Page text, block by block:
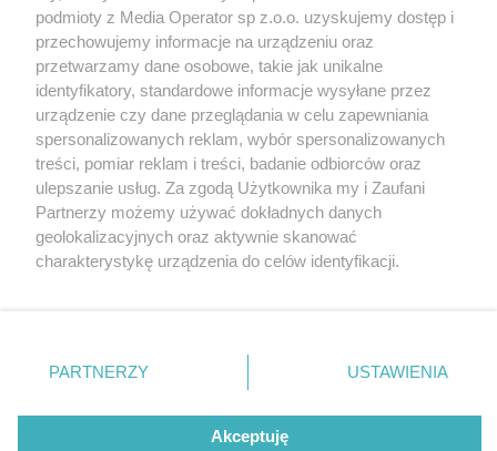
1 / 0
Wydawca mediów lokalnych
Nie zapomnij
zapoznać się z:
polityką prywatności
Twojemiasto
Piekary Śląskie
Chorzów
Tarnowskie Góry
Gliwice
Skontakuj sięz nami
Kontakt
Redakcja
Newsletter
podmioty z Media Operator sp z.o.o. uzyskujemy dostęp i
przechowujemy informacje na urządzeniu oraz
przetwarzamy dane osobowe, takie jak unikalne
identyfikatory, standardowe informacje wysyłane przez
urządzenie czy dane przeglądania w celu zapewniania
spersonalizowanych reklam, wybór spersonalizowanych
treści, pomiar reklam i treści, badanie odbiorców oraz
ulepszanie usług. Za zgodą Użytkownika my i Zaufani
Partnerzy możemy używać dokładnych danych
geolokalizacyjnych oraz aktywnie skanować
charakterystykę urządzenia do celów identyfikacji.
zmienić/wycofać klikając przycisk ustawień prywatności
znajdujący się w lewym dolnym rogu strony
rodzaje przetwarzania danych nie wymagają zgody
użytkownika, ale masz prawo sprzeciwić się takiemu
PARTNERZY USTAWIENIA
Akceptuję